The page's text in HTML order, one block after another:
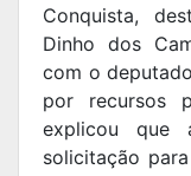
Conquista,
Dinho dos
com o
por recursos
explicou que
solicitação